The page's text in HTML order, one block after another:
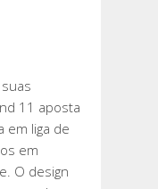
11 aposta
em liga de
em
O design